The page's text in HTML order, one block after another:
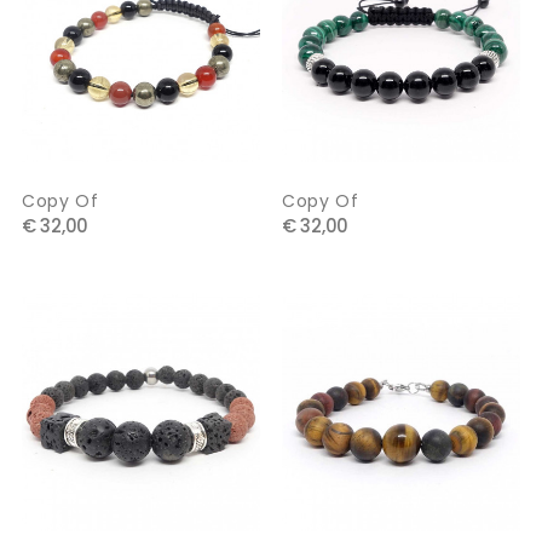
Copy Of
€ 32,00
Copy Of
€ 32,00